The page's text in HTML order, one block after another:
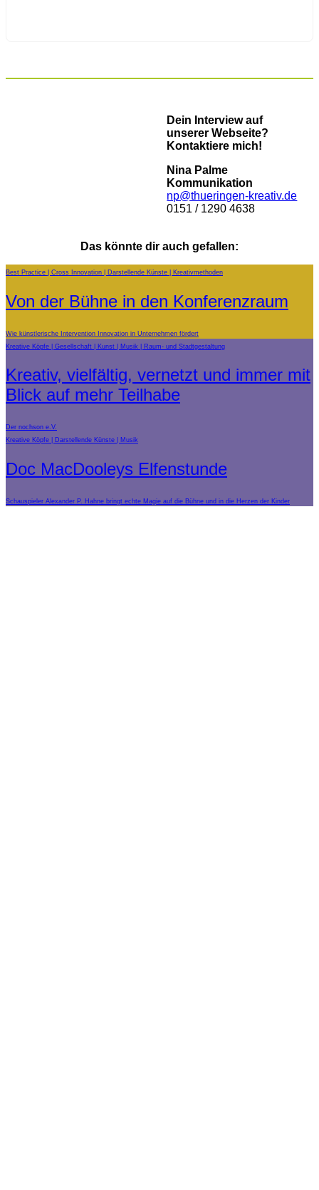
Dein Interview auf
unserer Webseite?
Kontaktiere mich!
Nina Palme
Kommunikation
np@thueringen-kreativ.de
0151 / 1290 4638
Das könnte dir auch gefallen:
Best Practice Cross Innovation Darstellende Künste Kreativmethoden
Von der Bühne in den Konferenzraum
Wie künstlerische Intervention Innovation in Unternehmen fördert
Kreative Köpfe
Gesellschaft Kunst Musik Raum- und Stadtgestaltung
Kreativ, vielfältig, vernetzt und immer mit
Blick auf mehr Teilhabe
Der nochson e.V.
Kreative Köpfe
Darstellende Künste Musik
Doc MacDooleys Elfenstunde
Schauspieler Alexander P. Hahne bringt echte Magie auf die Bühne und in die Herzen der Kinder